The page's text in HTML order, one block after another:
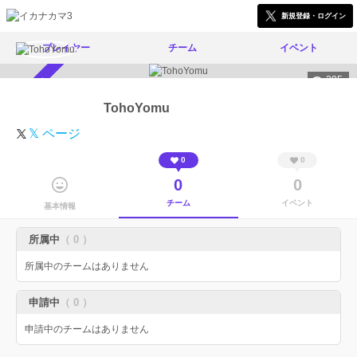
新規登録・ログイン
プレイヤー チーム イベント
295
TohoYomu
𝕏 ページ
基本情報
0
0
チーム
0
0
イベント
所属中 （ 0 ）
所属中のチームはありません
申請中 （ 0 ）
申請中のチームはありません